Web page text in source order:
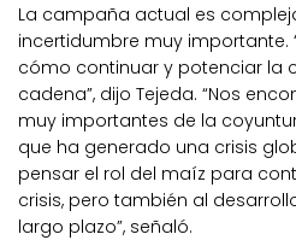
La campaña actual es
incertidumbre muy importante.
cómo continuar y potenciar la
cadena”, dijo Tejeda. “Nos
muy importantes de la
que ha generado una crisis
pensar el rol del maíz para
crisis, pero también al
largo plazo”, señaló.